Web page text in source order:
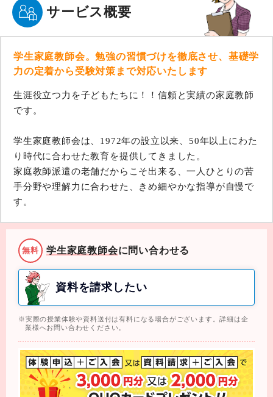
サービス概要
学生家庭教師会。勉強の習慣づけを徹底させ、基礎学
力の定着から受験対策まで対応いたします
生涯役立つ力を子どもたちに！！信頼と実績の家庭教師
です。
学生家庭教師会は、1972年の設立以来、50年以上にわた
り時代に合わせた教育を提供してきました。
家庭教師派遣の老舗だからこそ出来る、一人ひとりの苦
手分野や理解力に合わせた、きめ細やかな指導が自慢で
す。
無料 学生家庭教師会に問い合わせる
資料を請求したい
実際の授業体験や資料送付は有料になる場合がございます。詳細は企
業様へお問い合わせください。